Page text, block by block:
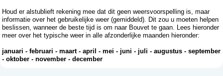
Houd er alstublieft rekening mee dat dit geen weersvoorspelling is, maar
informatie over het gebruikelijke weer (gemiddeld). Dit zou u moeten helpen
beslissen, wanneer de beste tijd is om naar Bouvet te gaan. Lees hieronder
meer over het typische weer in alle afzonderlijke maanden hieronder:
januari -februari -maart-april -mei - juni - juli -augustus -september
-oktober -november -december